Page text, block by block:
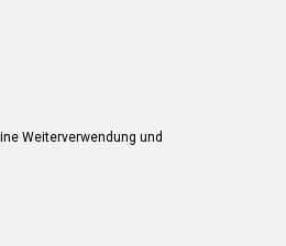
Weiterverwendung und